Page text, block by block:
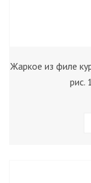
Жаркое из филе
рис.